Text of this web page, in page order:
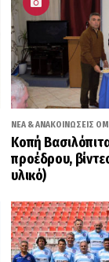
ΝΈΑ & ΑΝΑΚΟΙΝΏΣΕΙΣ
Κοπή
προέδρου,
υλικό)